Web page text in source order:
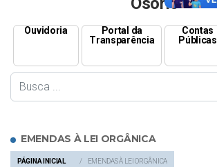
Ouvidoria
Portal da
Transparência
Contas
Públicas
EMENDAS À LEI ORGÂNICA
PÁGINA INICIAL EMENDAS À LEI ORGÂNICA